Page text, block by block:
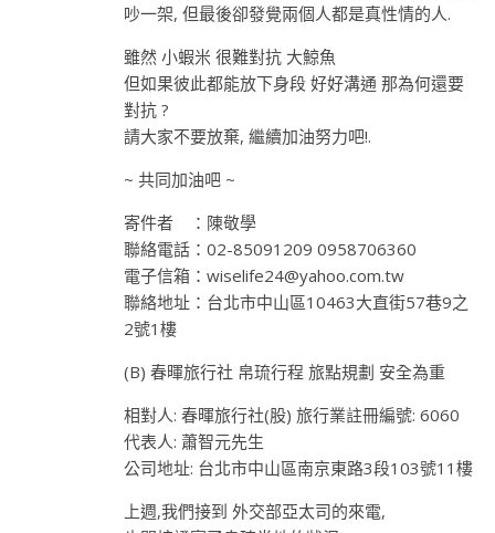
吵一架, 但最後卻發覺兩個人都是真性情的人.
雖然 小蝦米 很難對抗 大鯨魚
但如果彼此都能放下身段 好好溝通 那為何還要
對抗 ?
請大家不要放棄, 繼續加油努力吧!.
~ 共同加油吧 ~
寄件者 ：陳敬學
聯絡電話：02-85091209 0958706360
電子信箱： wiselife24@yahoo.com.tw
聯絡地址：台北市中山區10463大直街57巷9之
2號1樓
(B) 春暉旅行社 帛琉行程 旅點規劃 安全為重
相對人: 春暉旅行社(股) 旅行業註冊編號: 6060
代表人: 蕭智元先生
公司地址: 台北市中山區南京東路3段103號11樓
上週,我們接到 外交部亞太司的來電,